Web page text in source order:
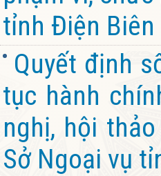
tỉnh Điện Biên
Quyết định
tục hành
nghị, hội
Sở Ngoại vụ